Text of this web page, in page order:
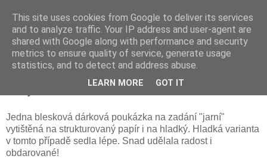
Jedna blesková dárková poukázka na zadání "jarní"
vytištěná na strukturovaný papír i na hladký. Hladká varianta
v tomto případě sedla lépe. Snad udělala radost i
obdarované!
This site uses cookies from Google to deliver its services
and to analyze traffic. Your IP address and user-agent are
shared with Google along with performance and security
metrics to ensure quality of service, generate usage
statistics, and to detect and address abuse.
LEARN MORE GOT IT